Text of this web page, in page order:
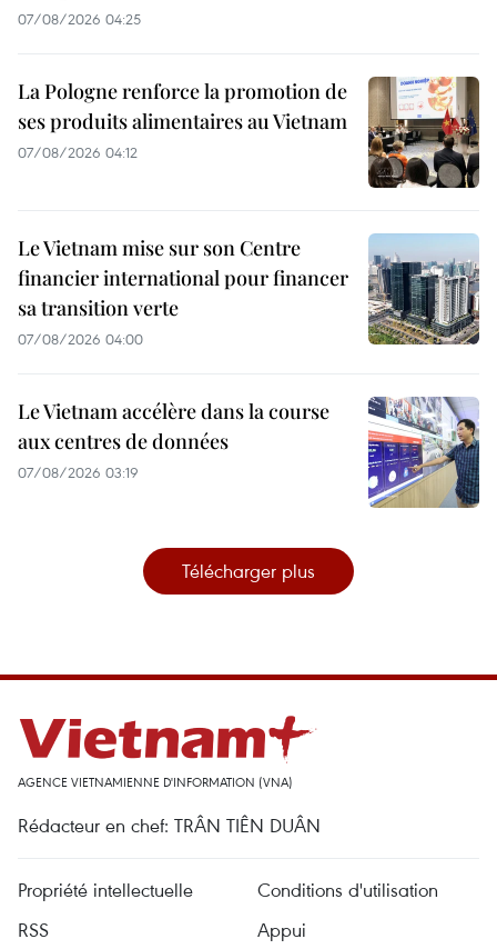
07/08/2026 04:25
La Pologne renforce la promotion de
ses produits alimentaires au Vietnam
07/08/2026 04:12
Le Vietnam mise sur son Centre
financier international pour financer
sa transition verte
07/08/2026 04:00
Le Vietnam accélère dans la course
aux centres de données
07/08/2026 03:19
Télécharger plus
AGENCE VIETNAMIENNE D'INFORMATION (VNA)
Rédacteur en chef: TRÂN TIÊN DUÂN
Propriété intellectuelle
Conditions d'utilisation
RSS
Appui